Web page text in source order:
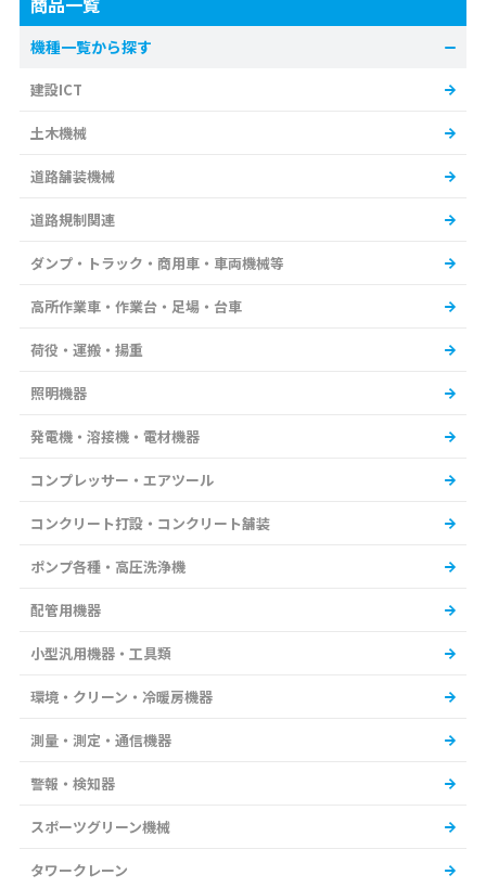
機種一覧から探す
建設ICT
土木機械
道路舗装機械
道路規制関連
ダンプ・トラック・商用車・車両機械等
高所作業車・作業台・足場・台車
荷役・運搬・揚重
照明機器
発電機・溶接機・電材機器
コンプレッサー・エアツール
コンクリート打設・コンクリート舗装
ポンプ各種・高圧洗浄機
配管用機器
小型汎用機器・工具類
環境・クリーン・冷暖房機器
測量・測定・通信機器
警報・検知器
スポーツグリーン機械
タワークレーン